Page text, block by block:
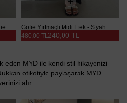
Gofre Yırtmaçlı Midi Etek - Siyah
240,00 TL
480,00 TL
eden MYD ile kendi stil hikayenizi
etiketiyle paylaşarak MYD
alın.